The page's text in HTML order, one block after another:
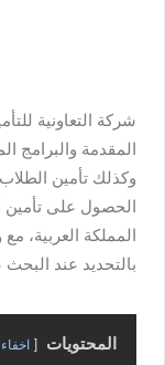
شركة التعاونية
المقدمة والبرامج
وكذلك تأمين
الحصول على تأمين
المملكة العربية،
بالتحديد عند
المحتويات اخفاء